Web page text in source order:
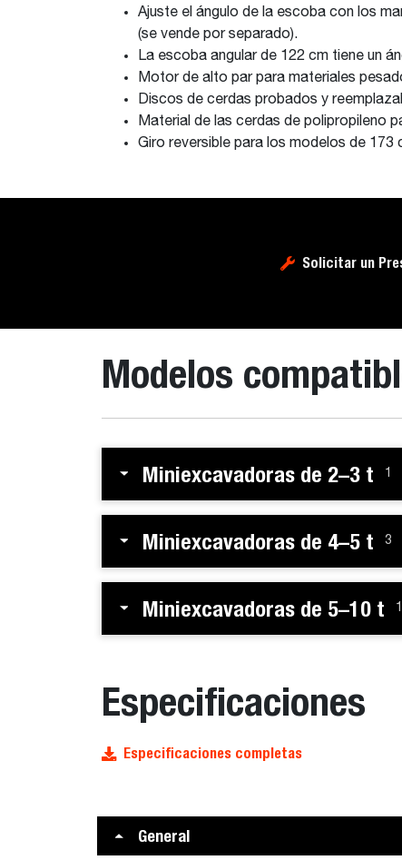
Ajuste el ángulo de la escoba con los
(se vende por separado).
La escoba angular de 122 cm tiene un
Motor de alto par para materiales
Discos de cerdas probados y
Material de las cerdas de polipropileno
Giro reversible para los modelos de 173
Solicitar un
Modelos
Miniexcavadoras de 2–3 t 1
Miniexcavadoras de 4–5 t 3
Miniexcavadoras de 5–10 t 1
Especificaciones
Especificaciones completas
General